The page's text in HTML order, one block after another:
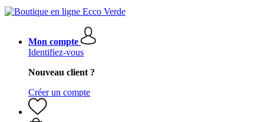
Mon compte
Identifiez-vous
Nouveau client ?
Créer un compte